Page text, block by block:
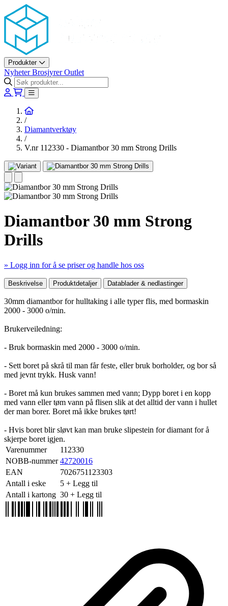
Askøy Murerverktøy AS
Produkter
NyheterBrosjyrerOutlet
Hjem
/
Diamantverktøy
/
V.nr 112330 - Diamantbor 30 mm Strong Drills
Diamantbor 30 mm Strong
Drills
» Logg inn for å se priser og handle hos oss
Mer produktdetaljer
Beskrivelse Produktdetaljer Datablader & nedlastinger
30mm diamantbor for hulltaking i alle typer flis, med bormaskin
2000 - 3000 o/min.
Brukerveiledning:
- Bruk bormaskin med 2000 - 3000 o/min.
- Sett boret på skrå til man får feste, eller bruk borholder, og bor så
med jevnt trykk. Husk vann!
- Boret må kun brukes sammen med vann; Dypp boret i en kopp
med vann eller tøm vann på flisen slik at det alltid der vann i hullet
der man borer. Boret må ikke brukes tørt!
- Hvis boret blir sløvt kan man bruke slipestein for diamant for å
skjerpe boret igjen.
Varenummer
112330
NOBB-nummer 42720016
EAN
7026751123303
Antall i eske
5 + Legg til
Antall i kartong 30 + Legg til